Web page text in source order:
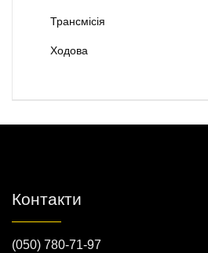
Трансмісія
Ходова
Контакти
(050) 780-71-97